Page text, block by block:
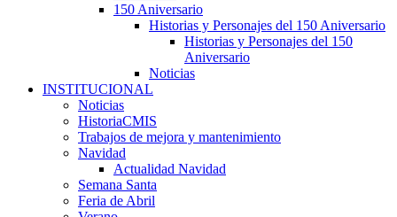
150 Aniversario
Historias y Personajes del 150 Aniversario
Historias y Personajes del 150
Aniversario
Noticias
INSTITUCIONAL
Noticias
HistoriaCMIS
Trabajos de mejora y mantenimiento
Navidad
Actualidad Navidad
Semana Santa
Feria de Abril